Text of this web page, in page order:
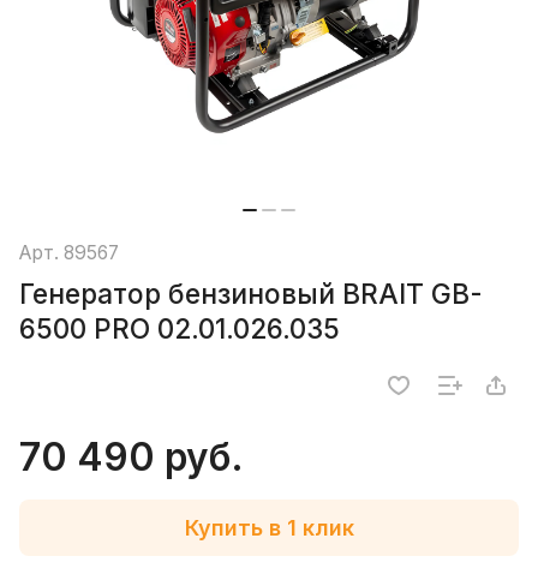
Арт. 89567
Генератор бензиновый BRAIT GB-
6500 PRO 02.01.026.035
70 490 руб.
Купить в 1 клик